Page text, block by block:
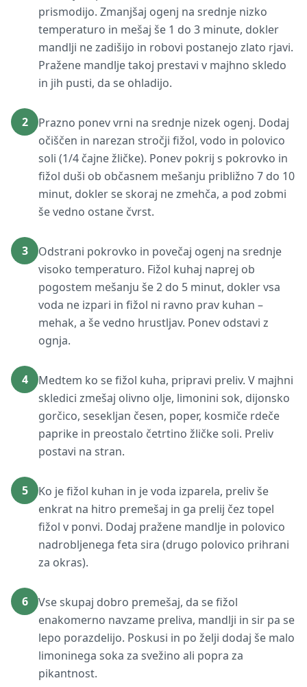
prismodijo. Zmanjšaj ogenj na srednje nizko
temperaturo in mešaj še 1 do 3 minute, dokler
mandlji ne zadišijo in robovi postanejo zlato rjavi.
Pražene mandlje takoj prestavi v majhno skledo
in jih pusti, da se ohladijo.
2
Prazno ponev vrni na srednje nizek ogenj. Dodaj
očiščen in narezan stročji fižol, vodo in polovico
soli (1/4 čajne žličke). Ponev pokrij s pokrovko in
fižol duši ob občasnem mešanju približno 7 do 10
minut, dokler se skoraj ne zmehča, a pod zobmi
še vedno ostane čvrst.
3
Odstrani pokrovko in povečaj ogenj na srednje
visoko temperaturo. Fižol kuhaj naprej ob
pogostem mešanju še 2 do 5 minut, dokler vsa
voda ne izpari in fižol ni ravno prav kuhan –
mehak, a še vedno hrustljav. Ponev odstavi z
ognja.
4
Medtem ko se fižol kuha, pripravi preliv. V majhni
skledici zmešaj olivno olje, limonini sok, dijonsko
gorčico, sesekljan česen, poper, kosmiče rdeče
paprike in preostalo četrtino žličke soli. Preliv
postavi na stran.
5
Ko je fižol kuhan in je voda izparela, preliv še
enkrat na hitro premešaj in ga prelij čez topel
fižol v ponvi. Dodaj pražene mandlje in polovico
nadrobljenega feta sira (drugo polovico prihrani
za okras).
6
Vse skupaj dobro premešaj, da se fižol
enakomerno navzame preliva, mandlji in sir pa se
lepo porazdelijo. Poskusi in po želji dodaj še malo
limoninega soka za svežino ali popra za
pikantnost.